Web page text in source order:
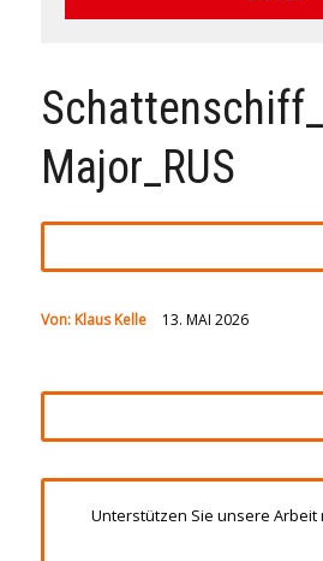
Major_RUS
Von: Klaus Kelle 13. MAI 2026
Unterstützen Sie unsere Arbeit